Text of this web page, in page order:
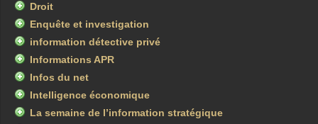
Droit
Enquête et investigation
information détective privé
Informations APR
Infos du net
Intelligence économique
La semaine de l’information stratégique